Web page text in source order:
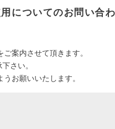
についてのお問い合
案内させて頂きます。
さい。
お願いいたします。